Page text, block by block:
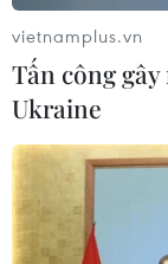
vietnamplus.vn
Tấn công
Ukraine